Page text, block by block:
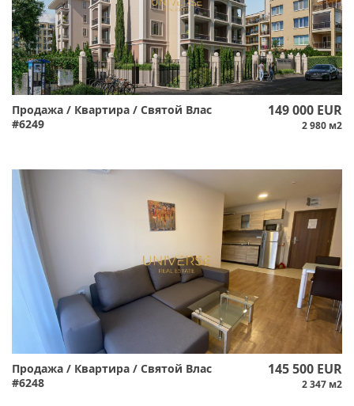
Продажа / Квартира / Святой Влас
#6249
149 000 EUR
2 980 м2
Продажа / Квартира / Святой Влас
#6248
145 500 EUR
2 347 м2